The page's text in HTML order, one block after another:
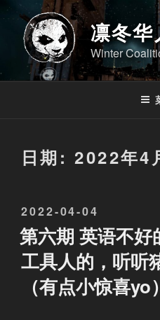
跳
凛冬华
Winter
日期: 2022年4
发
布
于
2022-04-04
第六期 英语不好
工具人的，听听
（有点小惊喜yo）